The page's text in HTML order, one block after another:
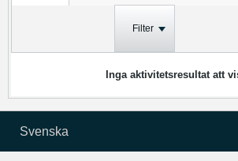
Filter
Inga aktivitetsresultat att
Svenska